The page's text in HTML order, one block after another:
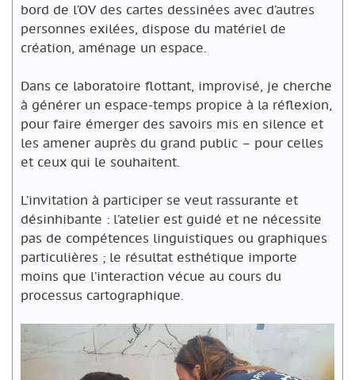
bord de l’OV des cartes dessinées avec d’autres
personnes exilées, dispose du matériel de
création, aménage un espace.
Dans ce laboratoire flottant, improvisé, je cherche
à générer un espace-temps propice à la réflexion,
pour faire émerger des savoirs mis en silence et
les amener auprès du grand public – pour celles
et ceux qui le souhaitent.
L’invitation à participer se veut rassurante et
désinhibante : l’atelier est guidé et ne nécessite
pas de compétences linguistiques ou graphiques
particulières ; le résultat esthétique importe
moins que l’interaction vécue au cours du
processus cartographique.